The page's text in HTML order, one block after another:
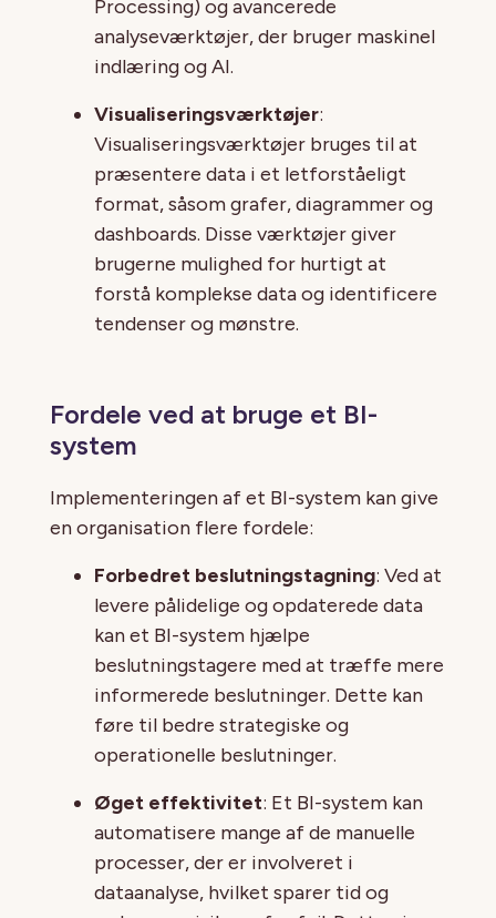
Processing) og avancerede
analyseværktøjer, der bruger maskinel
indlæring og AI.
Visualiseringsværktøjer:
Visualiseringsværktøjer bruges til at
præsentere data i et letforståeligt
format, såsom grafer, diagrammer og
dashboards. Disse værktøjer giver
brugerne mulighed for hurtigt at
forstå komplekse data og identificere
tendenser og mønstre.
Fordele ved at bruge et BI-
system
Implementeringen af et BI-system kan give
en organisation flere fordele:
Forbedret beslutningstagning: Ved at
levere pålidelige og opdaterede data
kan et BI-system hjælpe
beslutningstagere med at træffe mere
informerede beslutninger. Dette kan
føre til bedre strategiske og
operationelle beslutninger.
Øget effektivitet: Et BI-system kan
automatisere mange af de manuelle
processer, der er involveret i
dataanalyse, hvilket sparer tid og